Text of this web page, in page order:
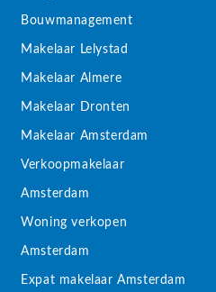
Bouwmanagement
Makelaar Lelystad
Makelaar Almere
Makelaar Dronten
Makelaar Amsterdam
Verkoopmakelaar
Amsterdam
Woning verkopen
Amsterdam
Expat makelaar Amsterdam